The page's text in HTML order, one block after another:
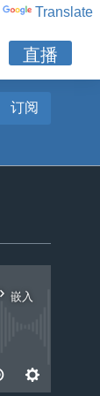
Translate
直播
订阅
嵌入